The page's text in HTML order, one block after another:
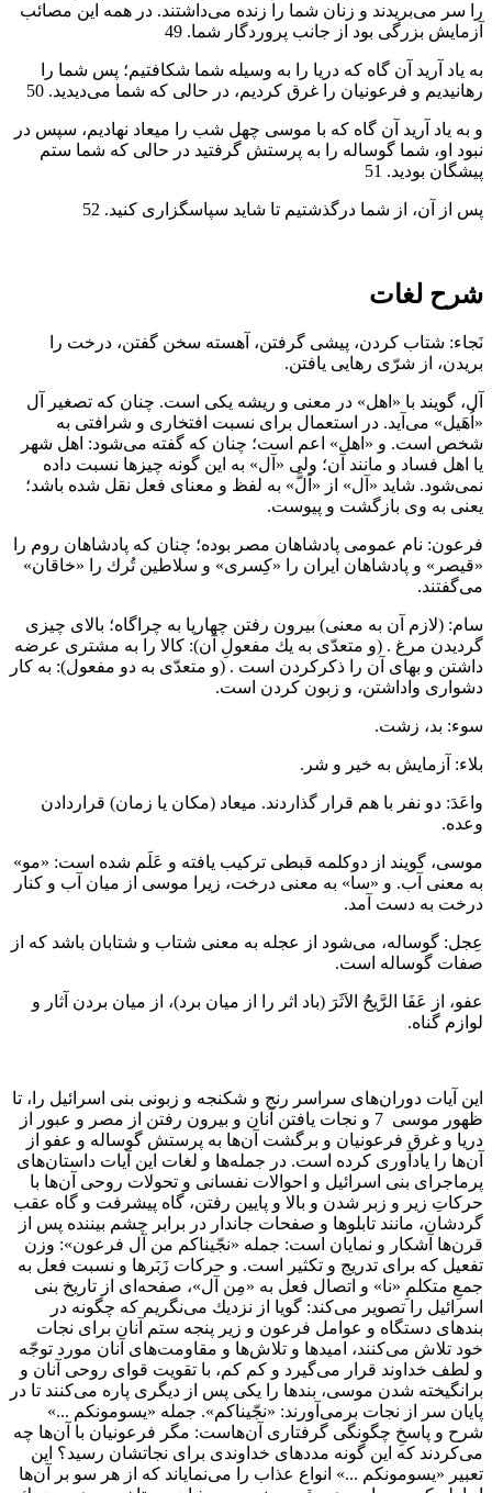
را سر مى‌بريدند و زنان شما را زنده مى‌داشتند. در همه اين مصائب
آزمايش بزرگى بود از جانب پروردگار شما. 49
به ياد آريد آن گاه كه دريا را به وسيله شما شكافتيم؛ پس شما را
رهانيديم و فرعونيان را غرق كرديم، در حالى كه شما مى‌ديديد. 50
و به ياد آريد آن گاه كه با موسى چهل شب را ميعاد نهاديم، سپس در
نبود او، شما گوساله را به پرستش گرفتيد در حالى كه شما ستم
پيشگان بوديد. 51
پس از آن، از شما درگذشتيم تا شايد سپاسگزارى كنيد. 52
شرح لغات
نَجاء: شتاب كردن، پيشى گرفتن، آهسته سخن گفتن، درخت را
بريدن، از شرّى رهايى يافتن.
آل، گويند با «اهل» در معنى و ريشه يكى است. چنان كه تصغير آل
«اُهَيل» مى‌آيد. در استعمال براى نسبت افتخارى و شرافتى به
شخص است. و «اهل» اعم است؛ چنان كه گفته مى‌شود: اهل شهر
يا اهل فساد و مانند آن؛ ولى «آل» به اين گونه چيزها نسبت داده
نمى‌شود. شايد «آل» از «اَلَّ» به لفظ و معناى فعل نقل شده باشد؛
يعنى به وى بازگشت و پيوست.
فرعون: نام عمومى پادشاهان مصر بوده؛ چنان كه پادشاهان روم را
«قيصر» و پادشاهان ايران را «كِسرى» و سلاطين تُرك را «خاقان»
مى‌گفتند.
سام: (لازم آن به معنى) بيرون رفتن چهارپا به چراگاه؛ بالاى چيزى
گرديدن مرغ . (و متعدّى به يك مفعولِ آن): كالا را به مشترى عرضه
داشتن و بهاى آن را ذكركردن است . (و متعدّى به دو مفعول): به كار
دشوارى واداشتن، و زبون كردن است.
سوء: بد، زشت.
بلاء: آزمايش به خير و شر.
واعَدَ: دو نفر با هم قرار گذاردند. ميعاد (مكان يا زمان) قراردادن
وعده.
موسى، گويند از دوكلمه قبطى تركيب يافته و عَلَم شده است: «مو»
به معنى آب. و «سا» به معنى درخت، زيرا موسى از ميان آب و كنار
درخت به دست آمد.
عِجل: گوساله، مى‌شود از عجله به معنى شتاب و شتابان باشد كه از
صفات گوساله است.
عفو، از عَفَا الرَّيحُ الاَثَرَ (باد اثر را از ميان برد)، از ميان بردن آثار و
لوازم گناه.
اين آيات دوران‌هاى سراسر رنج و شكنجه و زبونى بنى اسرائيل را، تا
ظهور موسى 7 و نجات يافتن آنان و بيرون رفتن از مصر و عبور از
دريا و غرق فرعونيان و برگشت آن‌ها به پرستش گوساله و عفو از
آن‌ها را يادآورى كرده است. در جمله‌ها و لغات اين آيات داستان‌هاى
پرماجراى بنى اسرائيل و احوالات نفسانى و تحولات روحى آن‌ها با
حركاتِ زير و زبر شدن و بالا و پايين رفتن، گاه پيشرفت و گاه عقب
گردشان، مانند تابلوها و صفحات جاندار در برابر چشم بيننده پس از
قرن‌ها آشكار و نمايان است: جمله «نجّيناكم من آل فرعون»: وزن
تفعيل كه براى تدريج و تكثير است. و حركات زَبَرها و نسبت فعل به
جمعِ متكلمِ «نا» و اتصال فعل به «مِن آل»، صفحه‌اى از تاريخ بنى
اسرائيل را تصوير مى‌كند: گويا از نزديك مى‌نگريم كه چگونه در
بندهاى دستگاه و عوامل فرعون و زير پنجه ستم آنان براى نجات
خود تلاش مى‌كنند، اميدها و تلاش‌ها و مقاومت‌هاى آنان مورد توجّه
و لطف خداوند قرار مى‌گيرد و كم كم، با تقويت قواى روحى آنان و
برانگيخته شدن موسى، بندها را يكى پس از ديگرى پاره مى‌كنند تا در
پايان سر از نجات برمى‌آورند: «نجّيناكم». جمله «يسومونكم ...»
شرح و پاسخِ چگونگى گرفتارى آن‌هاست: مگر فرعونيان با آن‌ها چه
مى‌كردند كه اين گونه مددهاى خداوندى براى نجاتشان رسيد؟ اين
تعبير «يسومونكم ...» انواع عذاب را مى‌نماياند كه از هر سو بر آن‌ها